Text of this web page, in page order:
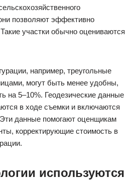
позволяют эффективно
участки обычно оцениваются
например, треугольные
могут быть менее удобны,
на 5–10%. Геодезические данные
в ходе съемки и включаются
данные помогают оценщикам
корректирующие стоимость в
используются